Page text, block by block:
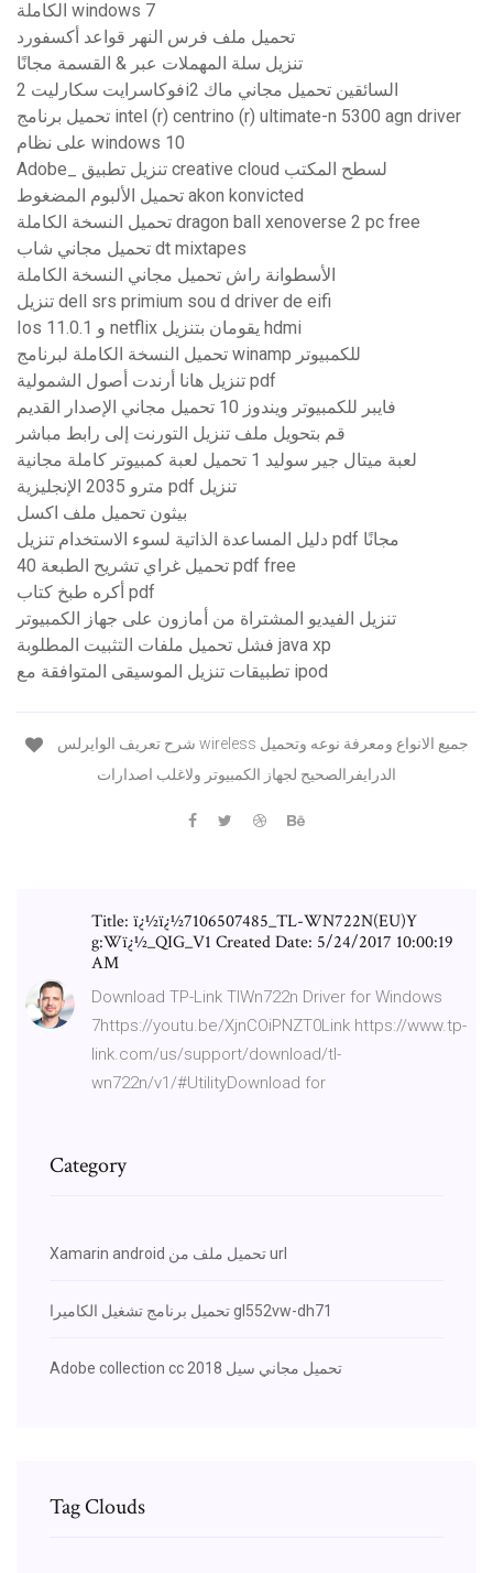
الكاملة windows 7
تحميل ملف فرس النهر قواعد أكسفورد
تنزيل سلة المهملات عبر & القسمة مجانًا
فوكاسرايت سكارليت 2i2 السائقين تحميل مجاني ماك
تحميل برنامج intel (r) centrino (r) ultimate-n 5300 agn driver
على نظام windows 10
Adobe_ تنزيل تطبيق creative cloud لسطح المكتب
تحميل الألبوم المضغوط akon konvicted
تحميل النسخة الكاملة dragon ball xenoverse 2 pc free
تحميل مجاني شاب dt mixtapes
الأسطوانة راش تحميل مجاني النسخة الكاملة
تنزيل dell srs primium sou d driver de eifi
Ios 11.0.1 و netflix يقومان بتنزيل hdmi
تحميل النسخة الكاملة لبرنامج winamp للكمبيوتر
تنزيل هانا أرندت أصول الشمولية pdf
فايبر للكمبيوتر ويندوز 10 تحميل مجاني الإصدار القديم
قم بتحويل ملف تنزيل التورنت إلى رابط مباشر
لعبة ميتال جير سوليد 1 تحميل لعبة كمبيوتر كاملة مجانية
مترو 2035 الإنجليزية pdf تنزيل
بيثون تحميل ملف اكسل
دليل المساعدة الذاتية لسوء الاستخدام تنزيل pdf مجانًا
تحميل غراي تشريح الطبعة 40 pdf free
أكره طبخ كتاب pdf
تنزيل الفيديو المشتراة من أمازون على جهاز الكمبيوتر
فشل تحميل ملفات التثبيت المطلوبة java xp
تطبيقات تنزيل الموسيقى المتوافقة مع ipod
الدرايفرالصحيح لجهاز الكمبيوتر ولاغلب اصدارات
Title: ï¿½ï¿½7106507485_TL-WN722N(EU)Y
g:Wï¿½_QIG_V1 Created Date: 5/24/2017 10:00:19
AM
Download TP-Link TlWn722n Driver for Windows
7https://youtu.be/XjnCOiPNZT0Link https://www.tp-
link.com/us/support/download/tl-
wn722n/v1/#UtilityDownload for
Category
Xamarin android تحميل ملف من url
تحميل برنامج تشغيل الكاميرا gl552vw-dh71
Adobe collection cc 2018 تحميل مجاني سيل
Tag Clouds